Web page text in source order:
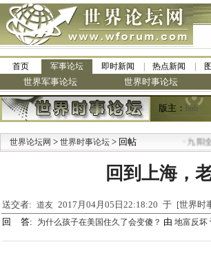
首页 军事论坛 即时新闻 热点新闻
世界军事论坛 世界时事论坛
版主： bob
世界论坛网 > 世界时事论坛 > 回帖 九阳全
回到上海，
送交者: 道友 2017月04月05日22:18:20 于 [世界时
回 答: 为什么孩子在美国住久了会变傻？ 由 地富反坏